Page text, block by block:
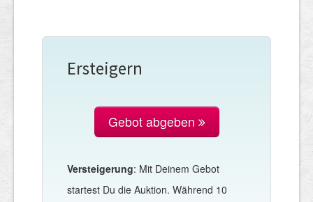
Ersteigern
Gebot abgeben
Versteigerung: Mit Deinem Gebot
startest Du die Auktion. Während 10